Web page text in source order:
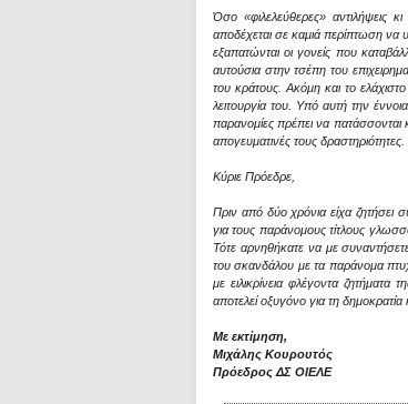
Όσο «φιλελεύθερες» αντιλήψεις
αποδέχεται σε καμιά περίπτωση να
εξαπατώνται οι γονείς που
αυτούσια στην τσέπη του
του κράτους. Ακόμη και το
λειτουργία του. Υπό αυτή την
παρανομίες πρέπει να πατάσσονται
απογευματινές τους δραστηριότητες.
Κύριε Πρόεδρε,
Πριν από δύο χρόνια είχα ζητήσει
για τους παράνομους τίτλους
Τότε αρνηθήκατε να με
του σκανδάλου με τα παράνομα
με ειλικρίνεια φλέγοντα
αποτελεί οξυγόνο για τη
Με εκτίμηση,
Μιχάλης Κουρουτός
Πρόεδρος ΔΣ ΟΙΕΛΕ